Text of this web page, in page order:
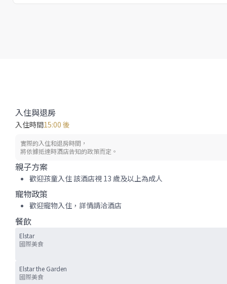
入住與退房
入住時間15:00 後
實際的入住和退房時間，
將依據抵達時酒店告知的政策而定。
親子方案
歡迎孩童入住 該酒店視 13 歲及以上為成人
寵物政策
歡迎寵物入住，詳情請洽酒店
餐飲
Elstar
國際美食
Elstar the Garden
國際美食